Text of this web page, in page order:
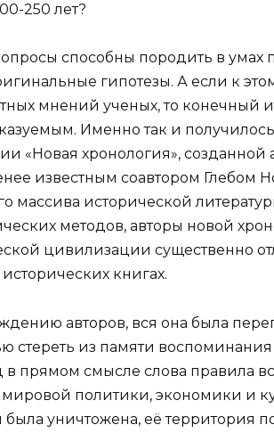
250 лет?
способны породить в
гипотезы. А если к
мнений ученых, то конечный
Именно так и
«Новая хронология»,
известным соавтором Глебом
массива исторической
методов, авторы новой
цивилизации существенно
книгах.
авторов, вся она была
стереть из памяти
в прямом смысле слова правила
политики, экономики и
уничтожена, её территория